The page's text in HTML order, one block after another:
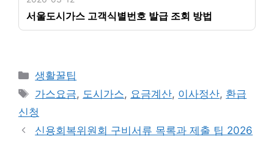
서울도시가스 고객식별번호 발급 조회 방법
카
테
리
생활꿀팁
태
그
가스요금, 도시가스, 요금계산, 이사정산, 환급
신청
신용회복위원회 구비서류 목록과 제출 팁 2026